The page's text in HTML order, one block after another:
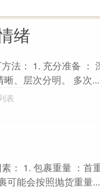
绪
法： 1. 充分准备 ：
、层次分明。 多次...
表
： 1. 包裹重量 ：首
可能会按照抛货重量...